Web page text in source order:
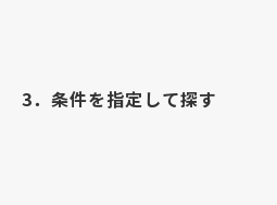
3．条件を指定して探す